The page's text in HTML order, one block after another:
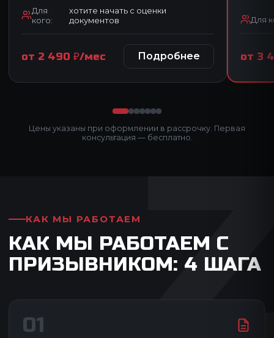
Для
кого:
хотите начать с оценки
документов
от 2 490 ₽/мес Подробнее
Для
от 3
Цены указаны при оформлении в рассрочку. Первая
консультация — бесплатно.
КАК МЫ РАБОТАЕМ
КАК МЫ РАБОТАЕМ С
ПРИЗЫВНИКОМ: 4 ШАГА
01